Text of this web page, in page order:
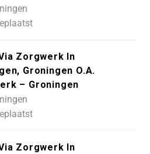
Zorgwerk In
Groningen O.A.
– Groningen
Zorgwerk In